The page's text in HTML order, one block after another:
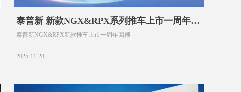
泰普新 新款NGX&RPX系列推车上市一周年回
顾
泰普新NGX&RPX新款推车上市一周年回顾
2025-11-28